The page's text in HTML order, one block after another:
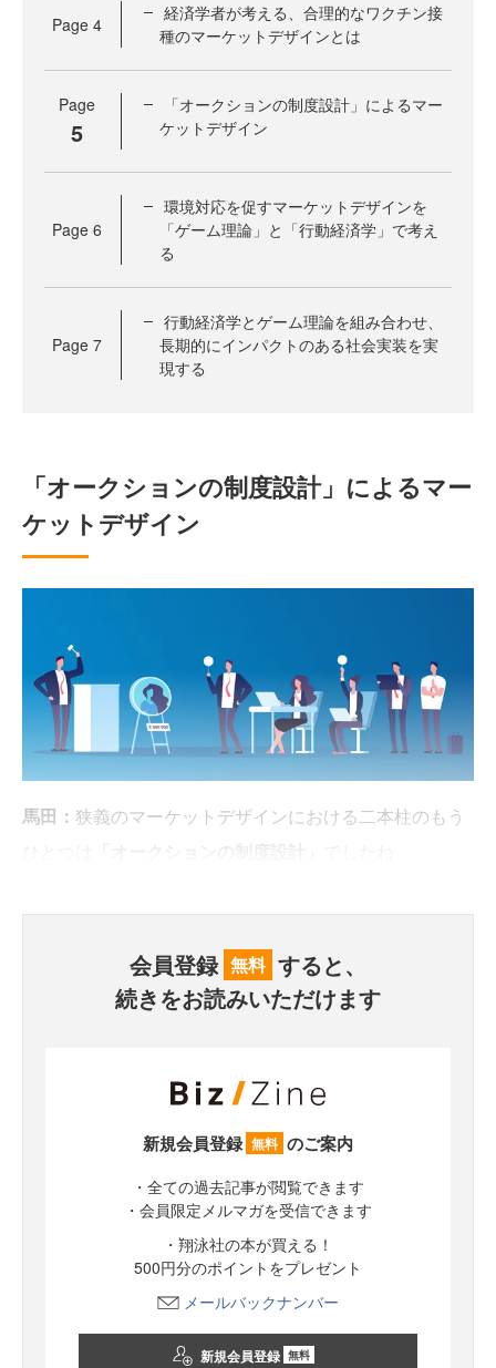
Page 4
経済学者が考える、合理的なワクチン接
種のマーケットデザインとは
Page
5
「オークションの制度設計」によるマー
ケットデザイン
Page 6
環境対応を促すマーケットデザインを
「ゲーム理論」と「行動経済学」で考え
る
Page 7
行動経済学とゲーム理論を組み合わせ、
長期的にインパクトのある社会実装を実
現する
「オークションの制度設計」によるマー
ケットデザイン
馬田： 狭義のマーケットデザインにおける二本柱のもう
「オークションの制度設計」
会員登録 無料 すると、
続きをお読みいただけます
新規会員登録 無料 のご案内
・全ての過去記事が閲覧できます
・会員限定メルマガを受信できます
・翔泳社の本が買える！
500円分のポイントをプレゼント
メールバックナンバー
新規会員登録 無料